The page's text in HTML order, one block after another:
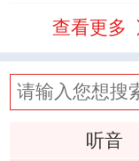
查看更多
听音